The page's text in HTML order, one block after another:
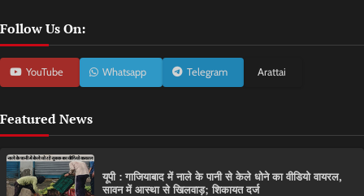
Follow Us On:
YouTube Whatsapp Telegram Arattai
Featured News
यूपी : गाजियाबाद में नाले के पानी से केले धोने का वीडियो वायरल,
सावन में आस्था से खिलवाड़; शिकायत दर्ज